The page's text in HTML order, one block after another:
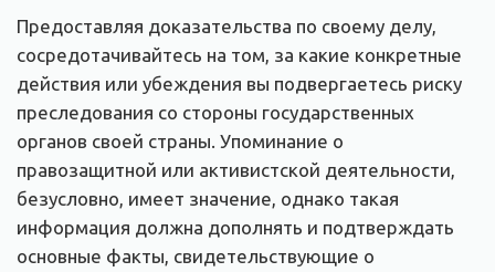
Предоставляя доказательства по своему делу,
сосредотачивайтесь на том, за какие конкретные
действия или убеждения вы подвергаетесь риску
преследования со стороны государственных
органов своей страны. Упоминание о
правозащитной или активистской деятельности,
безусловно, имеет значение, однако такая
информация должна дополнять и подтверждать
основные факты, свидетельствующие о